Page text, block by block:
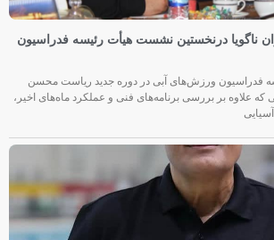
ناگویا درنخستین نشست هیأت رئیسه فدراسیون
فدراسیون ورزش‌های آبی در دوره جدید ریاست محسن
علاوه بر بررسی برنامه‌های فنی و عملکرد ماه‌های اخیر،